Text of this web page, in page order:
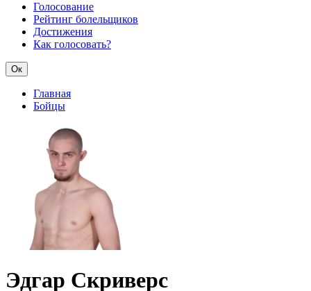
Голосование
Рейтинг болельщиков
Достижения
Как голосовать?
Ок
Главная
Бойцы
Эдгар Скриверс